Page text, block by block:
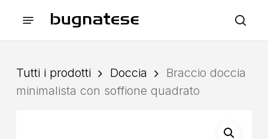
Menu
Tutti i prodotti Doccia
Braccio doccia
minimalista con soffione quadrato